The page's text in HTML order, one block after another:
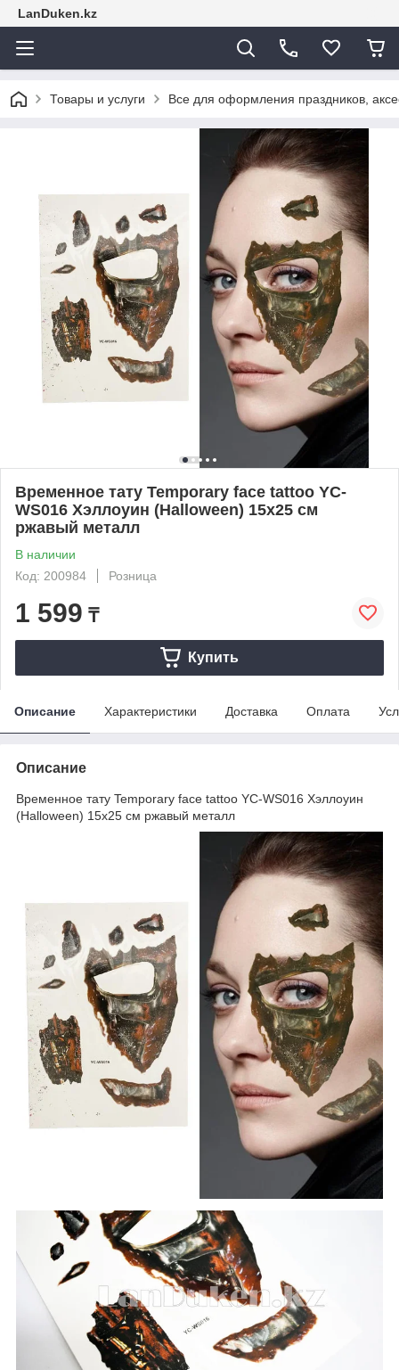
LanDuken.kz
Товары и услуги Все для оформления праздников,
Временное тату Temporary face tattoo YC-
WS016 Хэллоуин (Halloween) 15х25 см
ржавый металл
В наличии
Код: 200984
Розница
1 599 ₸
Купить
Описание Характеристики Доставка Оплата
Описание
Временное тату Temporary face tattoo YC-WS016 Хэллоуин
(Halloween) 15х25 см ржавый металл